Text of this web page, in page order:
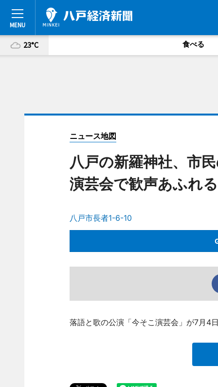
23°C 食べる
ニュース地図
八戸の新羅神社、市
演芸会で歓声あふれる
八戸市長者1-6-10
落語と歌の公演「今そこ演芸会」が7月4